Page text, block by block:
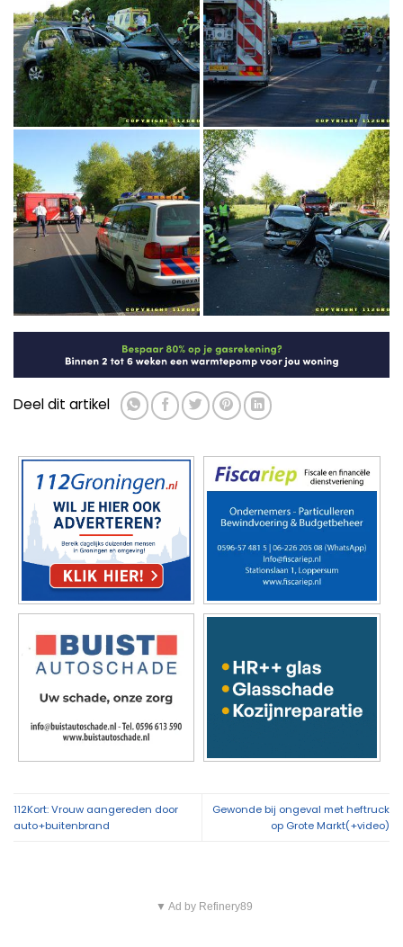
Deel dit artikel
112Kort: Vrouw aangereden door
auto+buitenbrand
Gewonde bij ongeval met heftruck
op Grote Markt(+video)
▼ Ad by Refinery89